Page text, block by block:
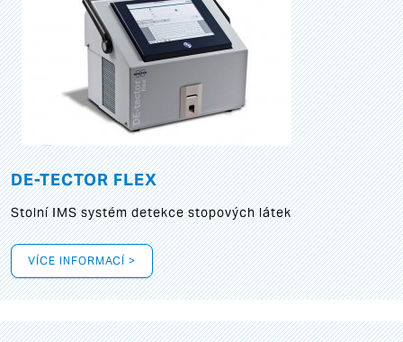
DE-TECTOR FLEX
Stolní IMS systém detekce stopových látek
VÍCE INFORMACÍ >